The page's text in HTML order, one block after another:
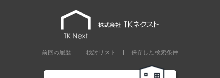
前回の履歴 検討リスト 保存した検索条件